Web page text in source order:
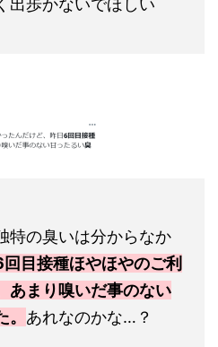
出歩かないでほしい
特の臭いは分からなか
回目接種ほやほやのご利
あまり嗅いだ事のない
あれなのかな…？